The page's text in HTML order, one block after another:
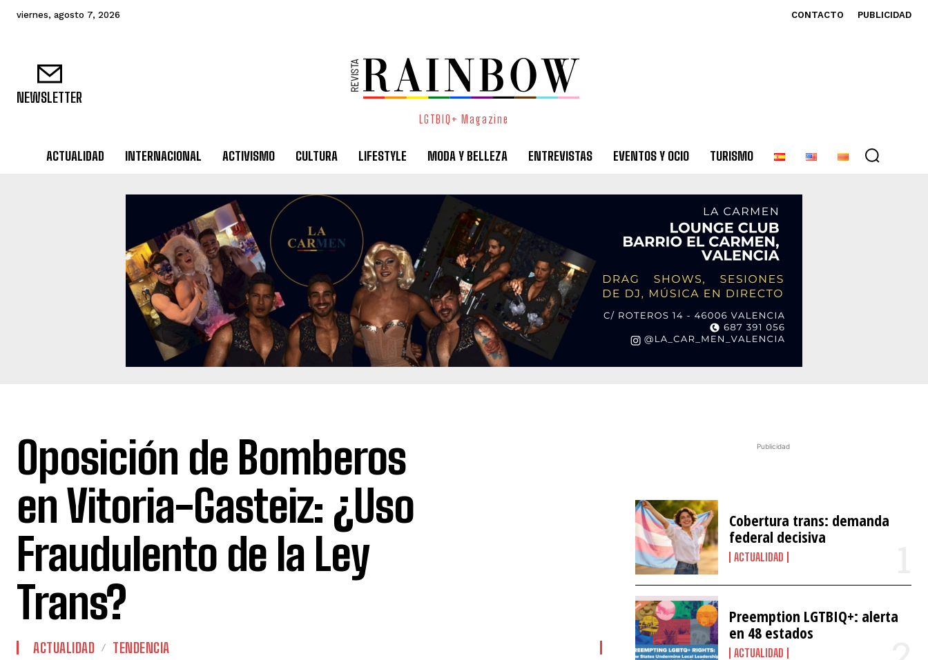
viernes, agosto 7, 2026 CONTACTO PUBLICIDAD
NEWSLETTER
LGTBIQ+ Magazine
ACTUALIDAD INTERNACIONAL ACTIVISMO CULTURA LIFESTYLE MODA Y BELLEZA ENTREVISTAS EVENTOS Y OCIO TURISMO
Oposición de Bomberos
en Vitoria-Gasteiz: ¿Uso
Fraudulento de la Ley
Trans?
ACTUALIDAD TENDENCIA
Publicidad
Cobertura trans: demanda
federal decisiva
ACTUALIDAD
Preemption LGTBIQ+: alerta
en 48 estados
ACTUALIDAD